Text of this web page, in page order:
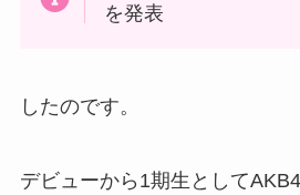
を発表
したのです。
デビューから1期生として